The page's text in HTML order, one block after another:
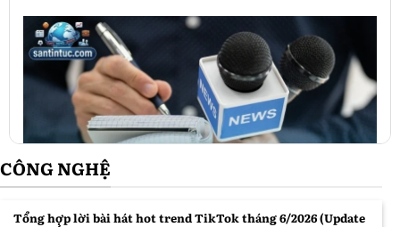
Toàn cảnh thời sự hôm nay
CÔNG NGHỆ
Tổng hợp lời bài hát hot trend TikTok tháng 6/2026 (Update